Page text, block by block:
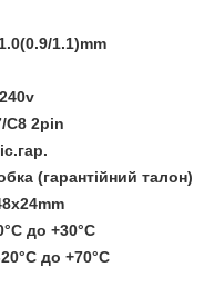
1.1)mm
C8 2pin
(гарантійний талон)
до +30°C
до +70°C